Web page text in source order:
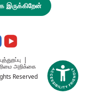
இருக்கிறேன்
|
அறிக்கை
Reserved